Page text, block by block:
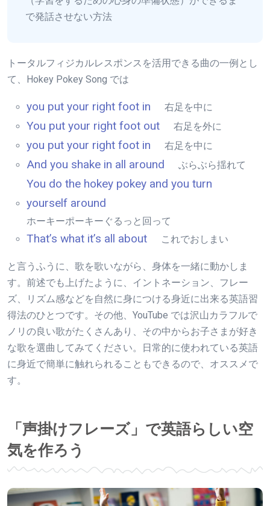
で発話させない方法
トータルフィジカルレスポンスを活用できる曲の一例とし
て、Hokey Pokey Song では
you put your right foot in 右足を中に
You put your right foot out 右足を外に
you put your right foot in 右足を中に
And you shake in all around ぶらぶら揺れて
You do the hokey pokey and you turn
yourself around
ホーキーポーキーぐるっと回って
That’s what it’s all about これでおしまい
と言うふうに、歌を歌いながら、身体を一緒に動かしま
す。前述でも上げたように、イントネーション、フレー
ズ、リズム感などを自然に身につける身近に出来る英語習
得法のひとつです。その他、YouTube では沢山カラフルで
ノリの良い歌がたくさんあり、その中からお子さまが好き
な歌を選曲してみてください。日常的に使われている英語
に身近で簡単に触れられることもできるので、オススメで
す。
「声掛けフレーズ」で英語らしい空
気を作ろう